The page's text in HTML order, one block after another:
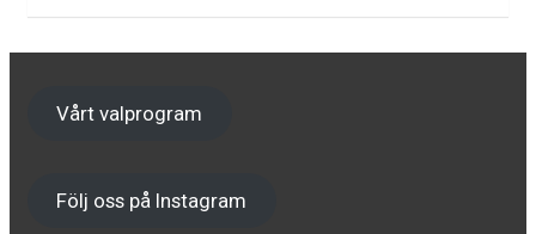
Vårt valprogram
Följ oss på Instagram